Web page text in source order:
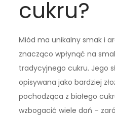
cukru?
Miód ma unikalny smak i
znacząco wpłynąć na
tradycyjnego cukru. Jego
opisywana jako bardziej
pochodząca z białego
wzbogacić wiele dań –